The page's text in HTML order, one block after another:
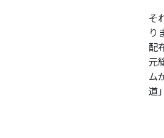
そ
り
配
元
ム
道